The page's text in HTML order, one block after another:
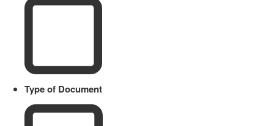
Type of Document